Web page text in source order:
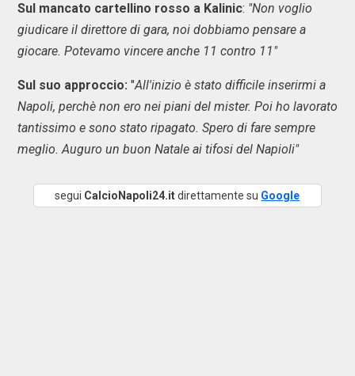
Sul mancato cartellino rosso a Kalinic: "Non voglio
giudicare il direttore di gara, noi dobbiamo pensare a
giocare. Potevamo vincere anche 11 contro 11"
Sul suo approccio: "All'inizio è stato difficile inserirmi a
Napoli, perchè non ero nei piani del mister. Poi ho lavorato
tantissimo e sono stato ripagato. Spero di fare sempre
meglio. Auguro un buon Natale ai tifosi del Napioli"
segui CalcioNapoli24.itdirettamente su Google